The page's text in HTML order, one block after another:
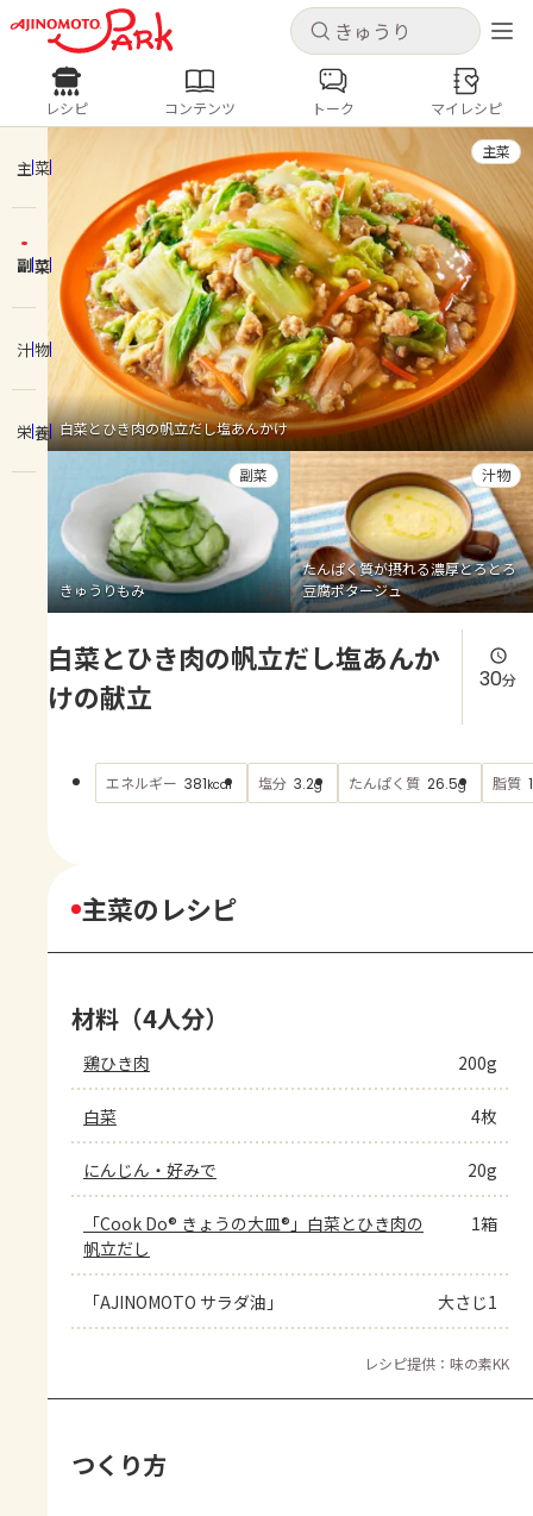
キャンセル
ログインするとレシピを保存できます
ログイン 新規登録
ホーム
コンテンツ
レシピ
トーク
よくあるお問い合わせ
お買い物
AJINOMOTO PARK とは
キャンセル
レシピ コンテンツ
人気の食材・レシピ
きゅうり なす トマト
とうもろこし
ピーマン
みょうが ゴーヤ
レシピ コンテンツ トーク マイレシピ
主菜
副菜
汁物
栄養 白菜とひき肉の帆立だし塩あんかけ
主菜
きゅうりもみ
副菜
たんぱく質が摂れる濃厚とろとろ
豆腐ポタージュ
汁物
白菜とひき肉の帆立だし塩あんか
けの献立
30分
エネルギー 381kcal 塩分 3.2g たんぱく質 26.5g 脂質
主菜のレシピ
材料（4人分）
鶏ひき肉 200g
白菜 4枚
にんじん・好みで 20g
「Cook Do® きょうの大皿®」白菜とひき肉の
帆立だし
1箱
「AJINOMOTO サラダ油」 大さじ1
レシピ提供：味の素KK
つくり方